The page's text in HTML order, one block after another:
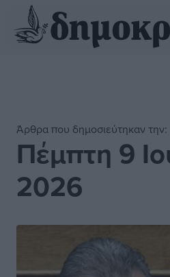
Άρθρα που δημοσιεύτηκαν την:
Πέμπτη 9
2026